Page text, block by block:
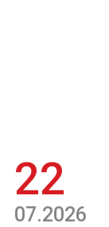
22
07.2026